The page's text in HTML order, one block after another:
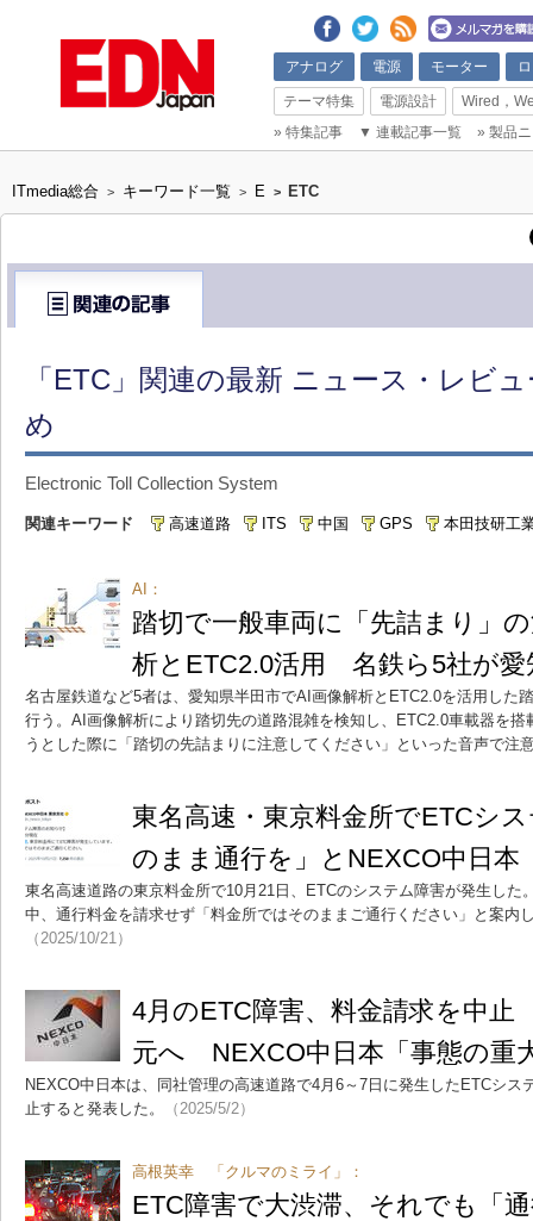
アナログ 電源 モーター
テーマ特集 電源設計
Wired，
» 特集記事 ▼ 連載記事一覧 » 製品
ITmedia総合 > キーワード一覧 > E > ETC
「ETC」関連の最新 ニュース・レビ
め
Electronic Toll Collection System
関連キーワード 高速道路 ITS 中国 GPS 本田技研工
AI：
踏切で一般車両に「先詰まり」
析とETC2.0活用 名鉄ら5社が愛
名古屋鉄道など5者は、愛知県半田市でAI画像解析とETC2.0を活用した
行う。AI画像解析により踏切先の道路混雑を検知し、ETC2.0車載器を
うとした際に「踏切の先詰まりに注意してください」といった音声で注
東名高速・東京料金所でETCシ
のまま通行を」とNEXCO中日
東名高速道路の東京料金所で10月21日、ETCのシステム障害が発生した
中、通行料金を請求せず「料金所ではそのままご通行ください」と案内
（2025/10/21）
4月のETC障害、料金請求を中
元へ NEXCO中日本「事態の重
NEXCO中日本は、同社管理の高速道路で4月6～7日に発生したETCシス
止すると発表した。
（2025/5/2）
高根英幸 「クルマのミライ」：
ETC障害で大渋滞、それでも「